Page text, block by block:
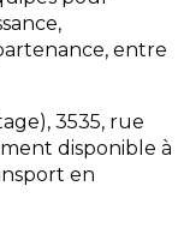
entre
3535, rue
disponible à
en